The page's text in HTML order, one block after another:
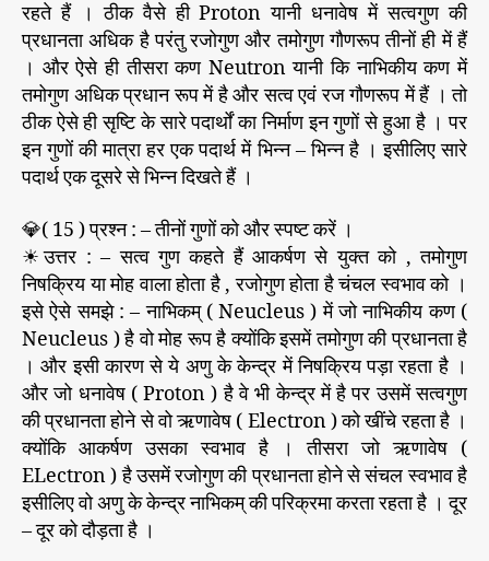
रहते हैं । ठीक वैसे ही Proton यानी धनावेष में सत्वगुण की
प्रधानता अधिक है परंतु रजोगुण और तमोगुण गौणरूप तीनों ही में हैं
। और ऐसे ही तीसरा कण Neutron यानी कि नाभिकीय कण में
तमोगुण अधिक प्रधान रूप में है और सत्व एवं रज गौणरूप में हैं । तो
ठीक ऐसे ही सृष्टि के सारे पदार्थों का निर्माण इन गुणों से हुआ है । पर
इन गुणों की मात्रा हर एक पदार्थ में भिन्न – भिन्न है । इसीलिए सारे
पदार्थ एक दूसरे से भिन्न दिखते हैं ।
💎( 15 ) प्रश्न : – तीनों गुणों को और स्पष्ट करें ।
☀उत्तर : – सत्व गुण कहते हैं आकर्षण से युक्त को , तमोगुण
निषक्रिय या मोह वाला होता है , रजोगुण होता है चंचल स्वभाव को ।
इसे ऐसे समझे : – नाभिकम् ( Neucleus ) में जो नाभिकीय कण (
Neucleus ) है वो मोह रूप है क्योंकि इसमें तमोगुण की प्रधानता है
। और इसी कारण से ये अणु के केन्द्र में निषक्रिय पड़ा रहता है ।
और जो धनावेष ( Proton ) है वे भी केन्द्र में है पर उसमें सत्वगुण
की प्रधानता होने से वो ऋणावेष ( Electron ) को खींचे रहता है ।
क्योंकि आकर्षण उसका स्वभाव है । तीसरा जो ऋणावेष (
ELectron ) है उसमें रजोगुण की प्रधानता होने से संचल स्वभाव है
इसीलिए वो अणु के केन्द्र नाभिकम् की परिक्रमा करता रहता है । दूर
– दूर को दौड़ता है ।